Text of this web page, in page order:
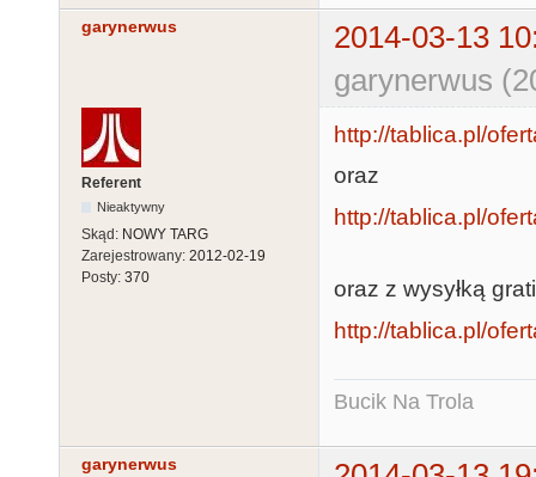
garynerwus
2014-03-13
garynerwus
Referent
Nieaktywny
Skąd: NOWY TARG
Zarejestrowany: 2012-02-19
Posty: 370
http://tablica.pl/
oraz
http://tablica.pl/
oraz z wysyłką
http://tablica.pl/
Bucik Na Trola
garynerwus